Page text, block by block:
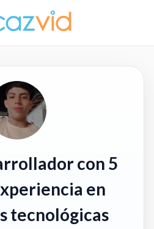
con 5
en
tecnológicas